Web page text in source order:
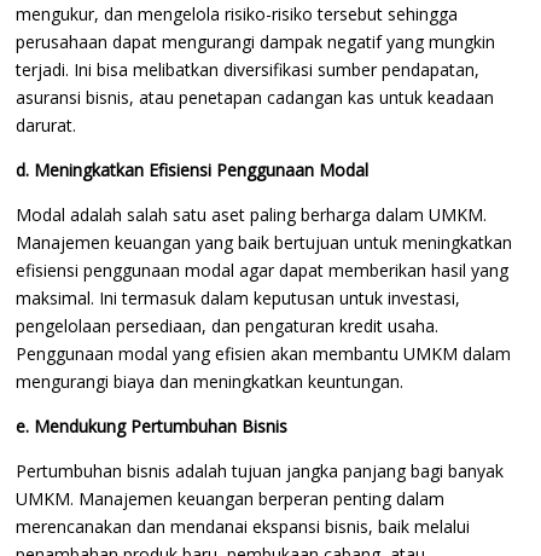
mengukur, dan mengelola risiko-risiko tersebut sehingga
perusahaan dapat mengurangi dampak negatif yang mungkin
terjadi. Ini bisa melibatkan diversifikasi sumber pendapatan,
asuransi bisnis, atau penetapan cadangan kas untuk keadaan
darurat.
d. Meningkatkan Efisiensi Penggunaan Modal
Modal adalah salah satu aset paling berharga dalam UMKM.
Manajemen keuangan yang baik bertujuan untuk meningkatkan
efisiensi penggunaan modal agar dapat memberikan hasil yang
maksimal. Ini termasuk dalam keputusan untuk investasi,
pengelolaan persediaan, dan pengaturan kredit usaha.
Penggunaan modal yang efisien akan membantu UMKM dalam
mengurangi biaya dan meningkatkan keuntungan.
e. Mendukung Pertumbuhan Bisnis
Pertumbuhan bisnis adalah tujuan jangka panjang bagi banyak
UMKM. Manajemen keuangan berperan penting dalam
merencanakan dan mendanai ekspansi bisnis, baik melalui